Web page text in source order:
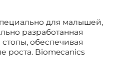
для малышей,
разработанная
обеспечивая
роста. Biomecanics